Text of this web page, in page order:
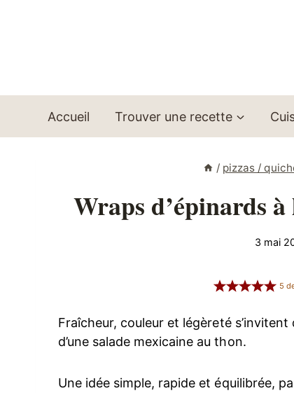
Accueil Trouver une recette
/ pizzas /
Wraps d’épinards
3 mai
5
Fraîcheur, couleur et légèreté s’invitent
d’une salade mexicaine au thon.
Une idée simple, rapide et équilibrée,